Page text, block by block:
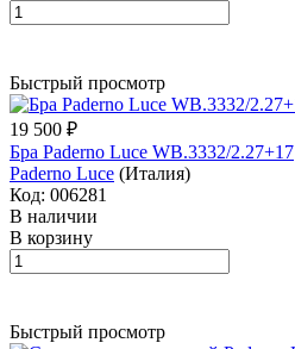
Быстрый просмотр
19 500 ₽
Бра Paderno Luce WB.3332/2.27+17
Paderno Luce (Италия)
Код: 006281
В наличии
В корзину
Быстрый просмотр